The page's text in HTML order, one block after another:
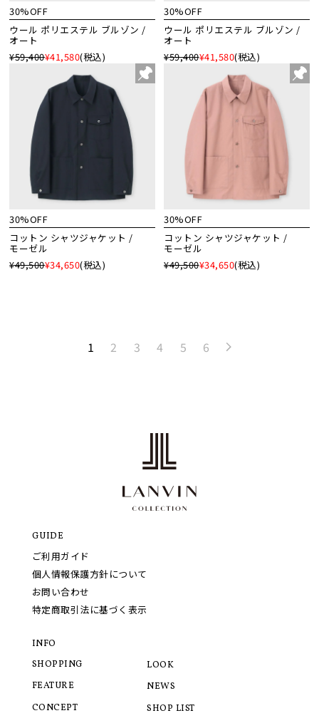
30%OFF
ウール ポリエステル ブルゾン /
オート
¥59,400¥41,580(税込)
30%OFF
ウール ポリエステル ブルゾン /
オート
¥59,400¥41,580(税込)
30%OFF
コットン シャツジャケット /
モーゼル
¥49,500¥34,650(税込)
30%OFF
コットン シャツジャケット /
モーゼル
¥49,500¥34,650(税込)
1 2 3 4 5 6
GUIDE
ご利用ガイド
個人情報保護方針について
お問い合わせ
特定商取引法に基づく表示
INFO
SHOPPING
FEATURE
CONCEPT
LOOK
NEWS
SHOP LIST